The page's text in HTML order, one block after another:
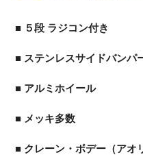
■ ５段 ラジコン付き
■ ステンレスサイドバンパ
■ アルミホイール
■ メッキ多数
■ クレーン・ボデー（アオ